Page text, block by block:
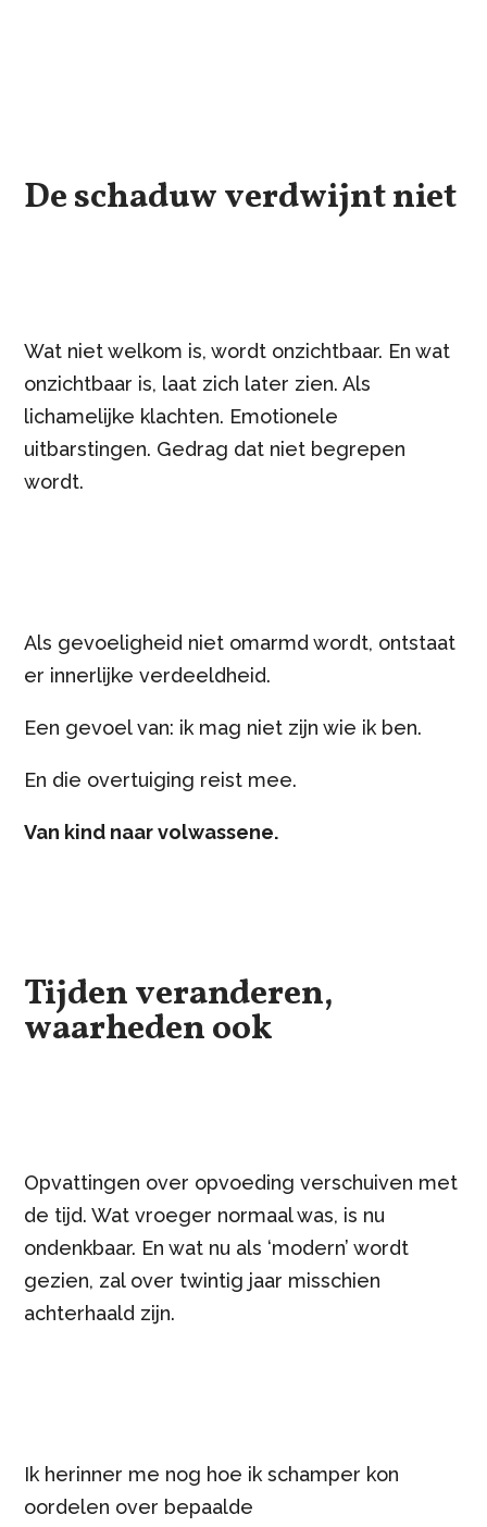
De schaduw verdwijnt niet
Wat niet welkom is, wordt onzichtbaar. En wat
onzichtbaar is, laat zich later zien. Als
lichamelijke klachten. Emotionele
uitbarstingen. Gedrag dat niet begrepen
wordt.
Als gevoeligheid niet omarmd wordt, ontstaat
er innerlijke verdeeldheid.
Een gevoel van: ik mag niet zijn wie ik ben.
En die overtuiging reist mee.
Van kind naar volwassene.
Tijden veranderen,
waarheden ook
Opvattingen over opvoeding verschuiven met
de tijd. Wat vroeger normaal was, is nu
ondenkbaar. En wat nu als ‘modern’ wordt
gezien, zal over twintig jaar misschien
achterhaald zijn.
Ik herinner me nog hoe ik schamper kon
oordelen over bepaalde